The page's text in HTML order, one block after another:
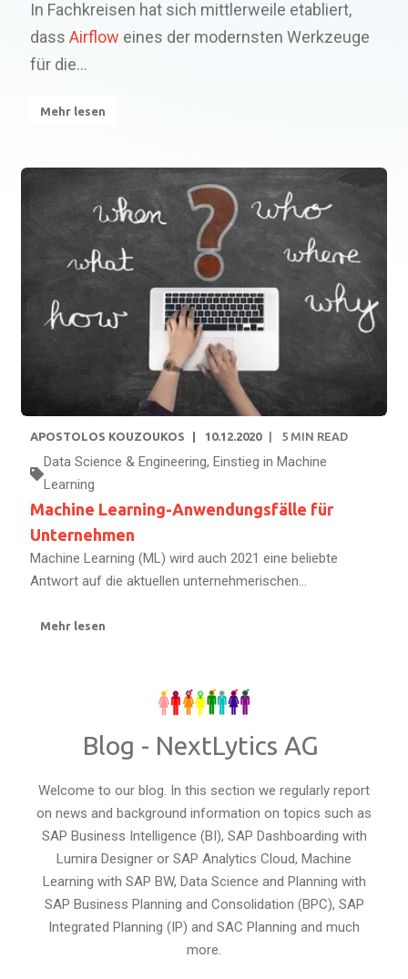
In Fachkreisen hat sich mittlerweile etabliert,
dass Airflow eines der modernsten Werkzeuge
für die...
Mehr lesen
APOSTOLOS KOUZOUKOS 10.12.2020 5 MIN READ
Data Science & Engineering, Einstieg in Machine
Learning
Machine Learning-Anwendungsfälle für
Unternehmen
Machine Learning (ML) wird auch 2021 eine beliebte
Antwort auf die aktuellen unternehmerischen...
Mehr lesen
Blog - NextLytics AG
Welcome to our blog. In this section we regularly report
on news and background information on topics such as
SAP Business Intelligence (BI), SAP Dashboarding with
Lumira Designer or SAP Analytics Cloud, Machine
Learning with SAP BW, Data Science and Planning with
SAP Business Planning and Consolidation (BPC), SAP
Integrated Planning (IP) and SAC Planning and much
more.